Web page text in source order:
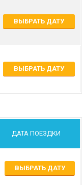
ВЫБРАТЬ ДАТУ
ВЫБРАТЬ ДАТУ
ДАТА ПОЕЗДКИ
ВЫБРАТЬ ДАТУ